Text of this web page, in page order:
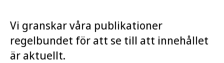
Vi granskar våra publikationer
regelbundet för att se till att innehållet
är aktuellt.